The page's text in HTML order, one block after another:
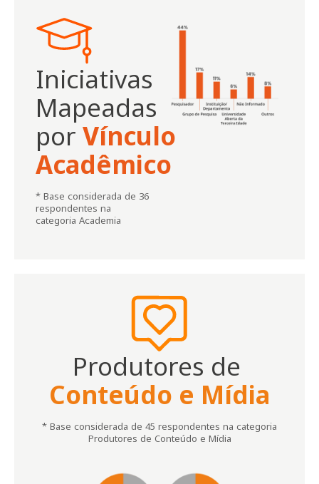
Iniciativas
Mapeadas
por Vínculo
Acadêmico
* Base considerada de 36
respondentes na
categoria Academia
Produtores de
Conteúdo e Mídia
* Base considerada de 45 respondentes na categoria
Produtores de Conteúdo e Mídia